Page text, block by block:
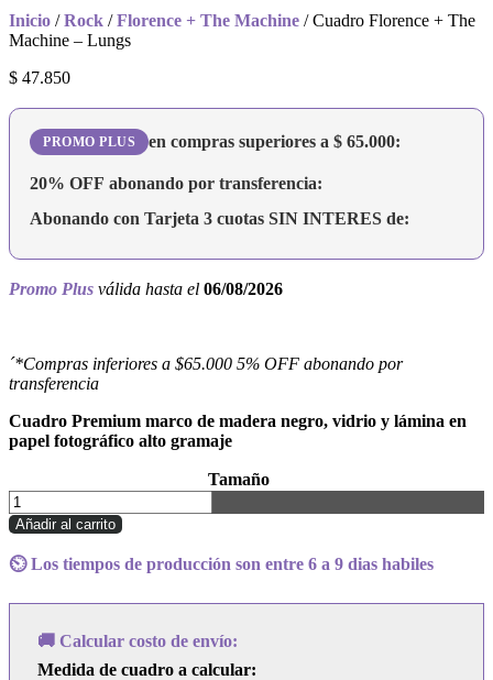
Inicio /Rock /Florence + The Machine / Cuadro Florence + The
Machine – Lungs
$ 47.850
PROMO PLUS en compras superiores a $ 65.000:
20% OFF abonando por transferencia:
Abonando con Tarjeta 3 cuotas SIN INTERES de:
Promo Plus válida hasta el 06/08/2026
´*Compras inferiores a $65.000 5% OFF abonando por
transferencia
Cuadro Premium marco de madera negro, vidrio y lámina en
papel fotográfico alto gramaje
Tamaño
Cuadro
Florence
+
The
Machine
cantidad
Añadir al carrito
⏲️ Los tiempos de producción son entre 6 a 9 dias habiles
🚚 Calcular costo de envío:
Medida de cuadro a calcular: